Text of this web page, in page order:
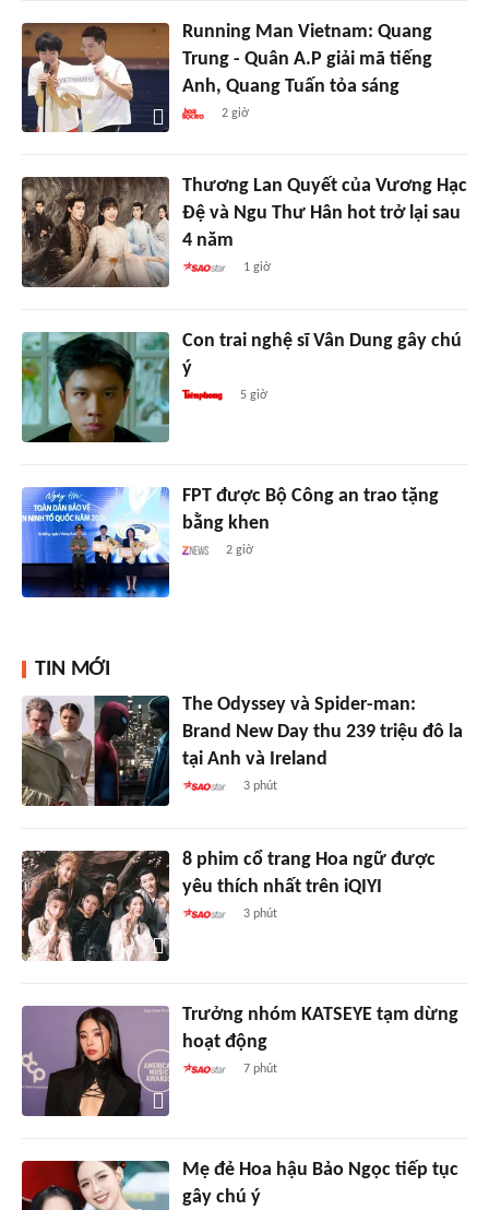
Running Man Vietnam: Quang
Trung - Quân A.P giải mã tiếng
Anh, Quang Tuấn tỏa sáng
2 giờ
Thương Lan Quyết của Vương Hạc
Đệ và Ngu Thư Hân hot trở lại sau
4 năm
1 giờ
Con trai nghệ sĩ Vân Dung gây chú
ý
5 giờ
FPT được Bộ Công an trao tặng
bằng khen
2 giờ
TIN MỚI
The Odyssey và Spider-man:
Brand New Day thu 239 triệu đô la
tại Anh và Ireland
3 phút
8 phim cổ trang Hoa ngữ được
yêu thích nhất trên iQIYI
3 phút
Trưởng nhóm KATSEYE tạm dừng
hoạt động
7 phút
Mẹ đẻ Hoa hậu Bảo Ngọc tiếp tục
gây chú ý